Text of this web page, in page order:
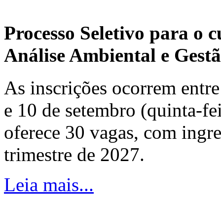
Processo Seletivo para o
Análise Ambiental e
As inscrições ocorrem
e 10 de setembro (quinta-
oferece 30 vagas, com
trimestre de 2027.
Leia mais...